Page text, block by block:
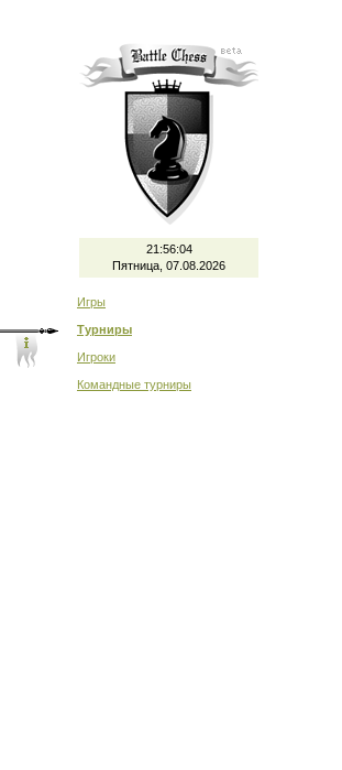
21:56:05
Пятница, 07.08.2026
Игры
Турниры
Игроки
Командные турниры